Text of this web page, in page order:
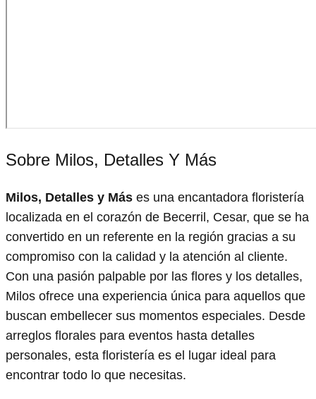
Sobre Milos, Detalles Y Más
Milos, Detalles y Más es una encantadora floristería
localizada en el corazón de Becerril, Cesar, que se ha
convertido en un referente en la región gracias a su
compromiso con la calidad y la atención al cliente.
Con una pasión palpable por las flores y los detalles,
Milos ofrece una experiencia única para aquellos que
buscan embellecer sus momentos especiales. Desde
arreglos florales para eventos hasta detalles
personales, esta floristería es el lugar ideal para
encontrar todo lo que necesitas.